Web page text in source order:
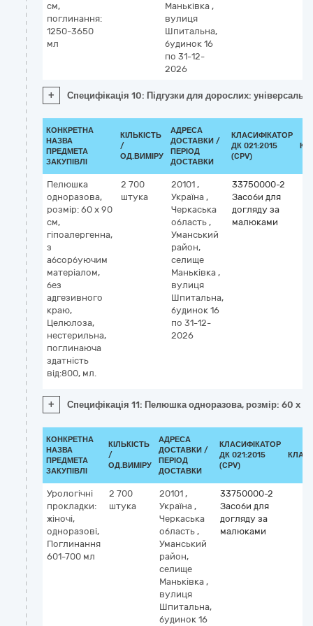
см,
поглинання:
1250-3650
мл
Маньківка ,
вулиця
Шпитальна,
будинок 16
по 31-12-
2026
+ Специфікація 10: Підгузки для дорослих:
КОНКРЕТНА
НАЗВА
ПРЕДМЕТА
ЗАКУПІВЛІ
КІЛЬКІСТЬ
/
ОД.ВИМІРУ
АДРЕСА
ДОСТАВКИ /
ПЕРІОД
ДОСТАВКИ
КЛАСИФІКАТОР
ДК 021:2015
(CPV)
Пелюшка
одноразова,
розмір: 60 x 90
см,
гіпоалергенна,
з
абсорбуючим
матеріалом,
без
адгезивного
краю,
Целюлоза,
нестерильна,
поглинаюча
здатність
від:800, мл.
2 700
штука
20101 ,
Україна ,
Черкаська
область ,
Уманський
район,
селище
Маньківка ,
вулиця
Шпитальна,
будинок 16
по 31-12-
2026
33750000-2
Засоби для
догляду за
малюками
+ Специфікація 11: Пелюшка одноразова, розмір: 60 x
КОНКРЕТНА
НАЗВА
ПРЕДМЕТА
ЗАКУПІВЛІ
КІЛЬКІСТЬ
/
ОД.ВИМІРУ
АДРЕСА
ДОСТАВКИ /
ПЕРІОД
ДОСТАВКИ
КЛАСИФІКАТОР
ДК 021:2015
(CPV)
Урологічні
прокладки:
жіночі,
одноразові,
Поглинання
601-700 мл
2 700
штука
20101 ,
Україна ,
Черкаська
область ,
Уманський
район,
селище
Маньківка ,
вулиця
Шпитальна,
будинок 16
33750000-2
Засоби для
догляду за
малюками